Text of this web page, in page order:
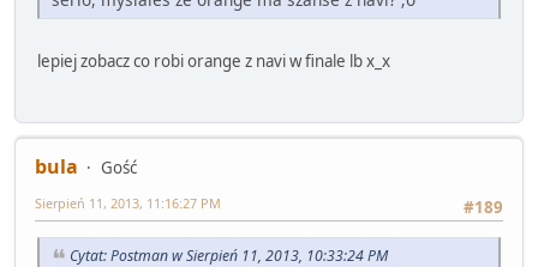
lepiej zobacz co robi orange z navi w finale lb x_x
bula
Gość
#189
Sierpień 11, 2013, 11:16:27 PM
Cytat: Postman w Sierpień 11, 2013, 10:33:24 PM